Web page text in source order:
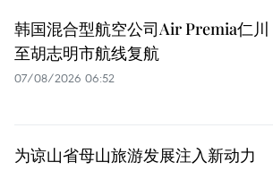
韩国混合型航空公司Air Premia仁川
至胡志明市航线复航
07/08/2026 06:52
为谅山省母山旅游发展注入新动力